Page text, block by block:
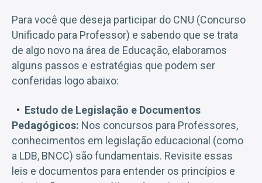
Para você que deseja participar do CNU (Concurso
Unificado para Professor) e sabendo que se trata
de algo novo na área de Educação, elaboramos
alguns passos e estratégias que podem ser
conferidas logo abaixo:
Estudo de Legislação e Documentos
Pedagógicos: Nos concursos para Professores,
conhecimentos em legislação educacional (como
a LDB, BNCC) são fundamentais. Revisite essas
leis e documentos para entender os princípios e